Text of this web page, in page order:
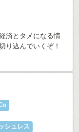
済とタメになる情
り込んでいくぞ！
シュレス